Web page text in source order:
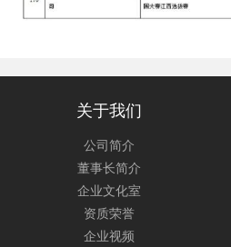
关于我们
公司简介
董事长简介
企业文化室
资质荣誉
企业视频